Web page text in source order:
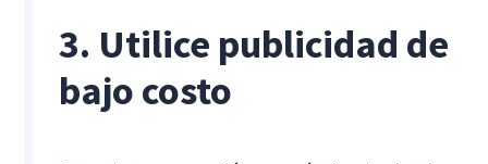
3. Utilice publicidad de
bajo costo